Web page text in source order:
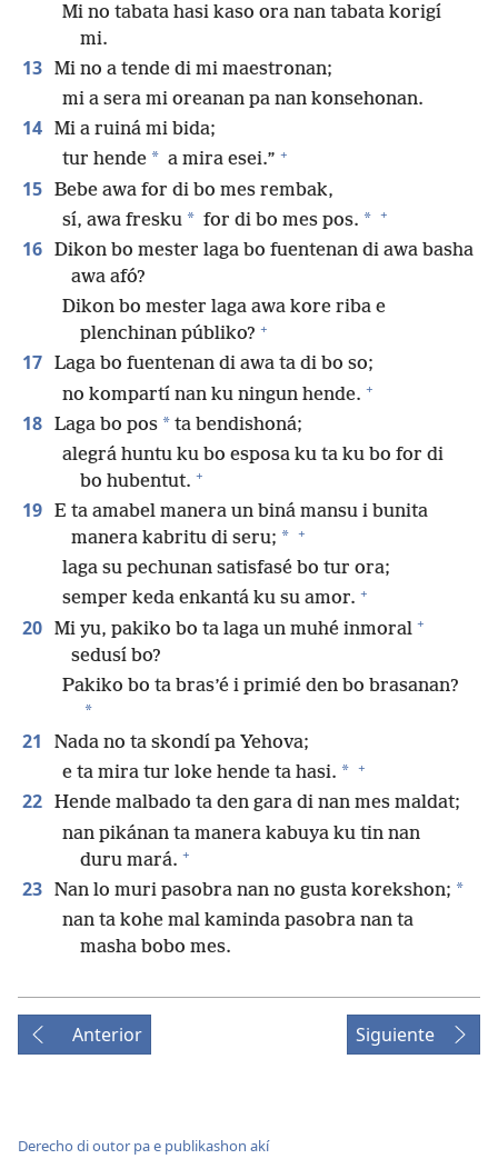
Mi no tabata hasi kaso ora nan tabata korigí
mi.
13 Mi no a tende di mi maestronan;
mi a sera mi oreanan pa nan konsehonan.
14 Mi a ruiná mi bida;
tur hende * a mira esei.” +
15 Bebe awa for di bo mes rembak,
sí, awa fresku * for di bo mes pos. * +
16 Dikon bo mester laga bo fuentenan di awa basha
awa afó?
Dikon bo mester laga awa kore riba e
plenchinan públiko? +
17 Laga bo fuentenan di awa ta di bo so;
no kompartí nan ku ningun hende. +
18 Laga bo pos * ta bendishoná;
alegrá huntu ku bo esposa ku ta ku bo for di
bo hubentut. +
19 E ta amabel manera un biná mansu i bunita
manera kabritu di seru; * +
laga su pechunan satisfasé bo tur ora;
semper keda enkantá ku su amor. +
20 Mi yu, pakiko bo ta laga un muhé inmoral +
sedusí bo?
Pakiko bo ta bras’é i primié den bo brasanan?
*
21
Nada no ta skondí pa Yehova;
e ta mira tur loke hende ta hasi. * +
22 Hende malbado ta den gara di nan mes maldat;
nan pikánan ta manera kabuya ku tin nan
duru mará. +
23 Nan lo muri pasobra nan no gusta korekshon; *
nan ta kohe mal kaminda pasobra nan ta
masha bobo mes.
Anterior Siguiente
Derecho di outor pa e publikashon akí